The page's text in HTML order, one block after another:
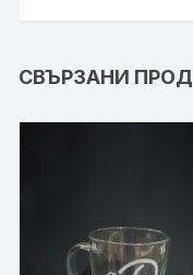
СВЪРЗАНИ